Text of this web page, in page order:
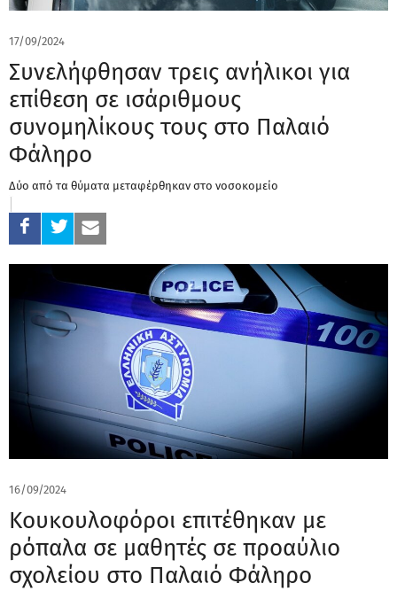
17/09/2024
Συνελήφθησαν τρεις ανήλικοι για
επίθεση σε ισάριθμους
συνομηλίκους τους στο Παλαιό
Φάληρο
Δύο από τα θύματα μεταφέρθηκαν στο νοσοκομείο
16/09/2024
Κουκουλοφόροι επιτέθηκαν με
ρόπαλα σε μαθητές σε προαύλιο
σχολείου στο Παλαιό Φάληρο